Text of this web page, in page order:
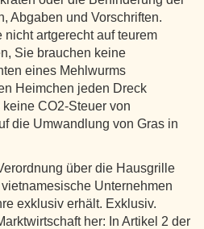
Abgaben und Vorschriften.
artgerecht auf teurem
Sie brauchen keine
eines Mehlwurms
Heimchen jeden Dreck
CO2-Steuer von
die Umwandlung von Gras in
über die Hausgrille
Unternehmen
exklusiv erhält. Exklusiv.
her: In Artikel 2 der